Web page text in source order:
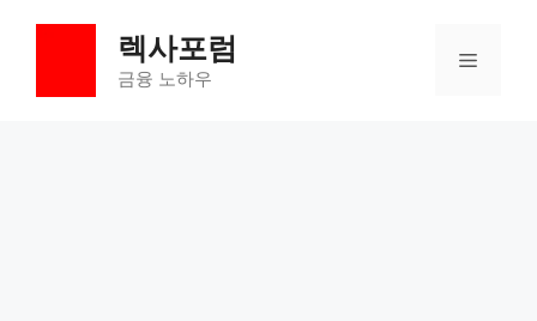
렉사포럼
금융 노하우
메